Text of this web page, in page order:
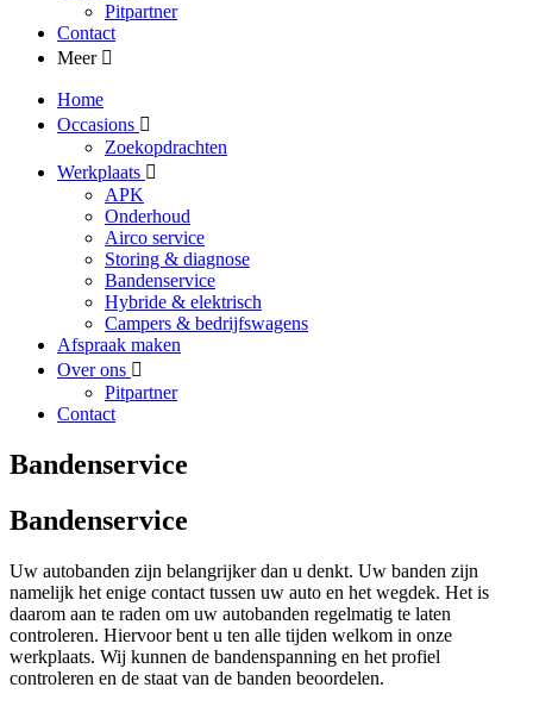
Pitpartner
Contact
Meer
Home
Occasions
Zoekopdrachten
Werkplaats
APK
Onderhoud
Airco service
Storing & diagnose
Bandenservice
Hybride & elektrisch
Campers & bedrijfswagens
Afspraak maken
Over ons
Pitpartner
Contact
Bandenservice
Bandenservice
Uw autobanden zijn belangrijker dan u denkt. Uw banden zijn
namelijk het enige contact tussen uw auto en het wegdek. Het is
daarom aan te raden om uw autobanden regelmatig te laten
controleren. Hiervoor bent u ten alle tijden welkom in onze
werkplaats. Wij kunnen de bandenspanning en het profiel
controleren en de staat van de banden beoordelen.